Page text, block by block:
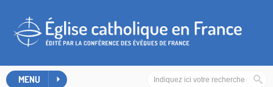
MENU